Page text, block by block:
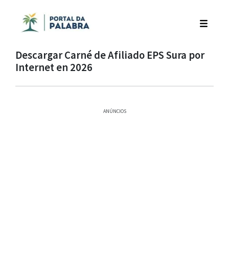
Descargar Carné de Afiliado EPS Sura por
Internet en 2026
ANÚNCIOS